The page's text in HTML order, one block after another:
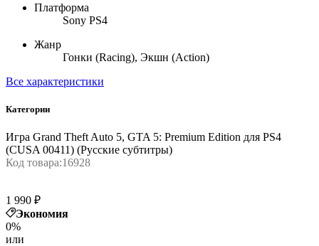
Платформа
Sony PS4
Жанр
Гонки (Racing), Экшн (Action)
Все характеристики
Категории
Игра Grand Theft Auto 5, GTA 5: Premium Edition для PS4
(CUSA 00411) (Русские субтитры)
Код товара:16928
1 990 ₽
Экономия
0%
или